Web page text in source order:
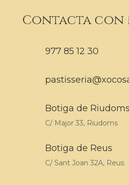
Contacta con
977 85 12 30
Botiga de Riudoms
C/ Major 33, Riudoms
Botiga de Reus
C/ Sant Joan 32A, Reus